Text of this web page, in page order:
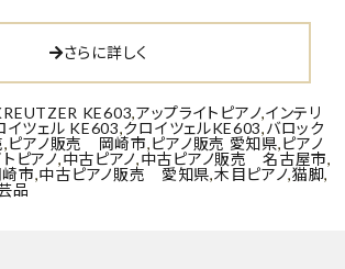
さらに詳しく
KE603,アップライトピアノ,インテリ
イツェル KE603,クロイツェルKE603,バロック
,ピアノ販売 岡崎市,ピアノ販売 愛知県,ピアノ
ピアノ,中古ピアノ,中古ピアノ販売 名古屋市,
市,中古ピアノ販売 愛知県,木目ピアノ,猫脚,
品